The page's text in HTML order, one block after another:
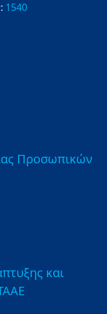
1540
Προσωπικών
και